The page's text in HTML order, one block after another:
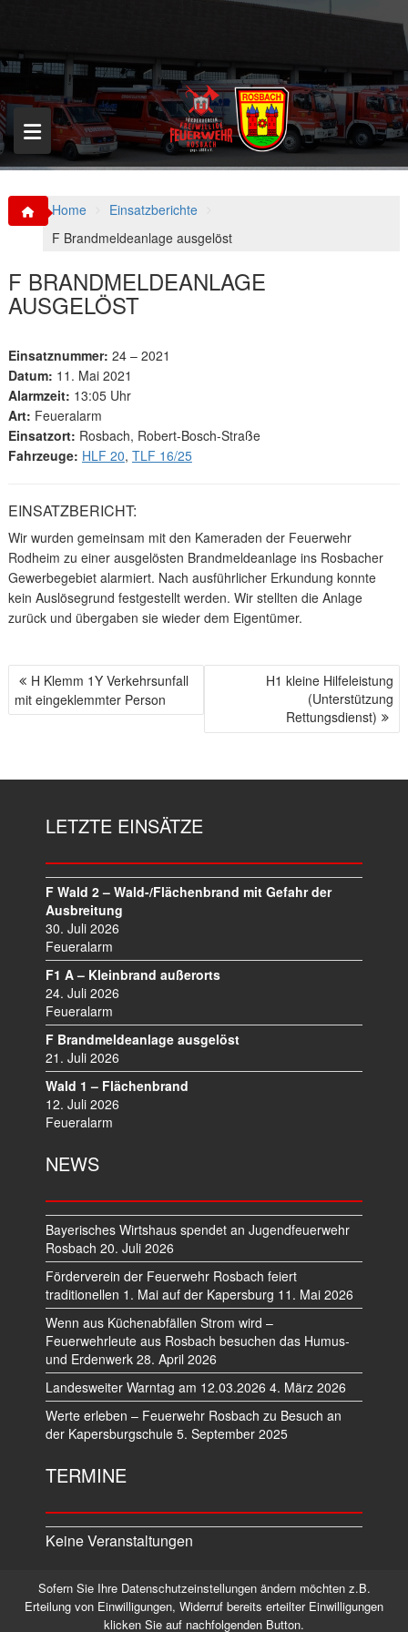
p
o
c
o
n
t
Home
Einsatzberichte
F Brandmeldeanlage ausgelöst
F BRANDMELDEANLAGE
AUSGELÖST
Einsatznummer: 24 – 2021
Datum: 11. Mai 2021
Alarmzeit: 13:05 Uhr
Art: Feueralarm
Einsatzort: Rosbach, Robert-Bosch-Straße
Fahrzeuge: HLF 20, TLF 16/25
EINSATZBERICHT:
Wir wurden gemeinsam mit den Kameraden der Feuerwehr
Rodheim zu einer ausgelösten Brandmeldeanlage ins Rosbacher
Gewerbegebiet alarmiert. Nach ausführlicher Erkundung konnte
kein Auslösegrund festgestellt werden. Wir stellten die Anlage
zurück und übergaben sie wieder dem Eigentümer.
B
E
R
H Klemm 1Y Verkehrsunfall
mit eingeklemmter Person
H1 kleine Hilfeleistung
(Unterstützung
Rettungsdienst)
LETZTE EINSÄTZE
F Wald 2 – Wald-/Flächenbrand mit Gefahr der
Ausbreitung
30. Juli 2026
Feueralarm
F1 A – Kleinbrand außerorts
24. Juli 2026
Feueralarm
F Brandmeldeanlage ausgelöst
21. Juli 2026
Wald 1 – Flächenbrand
12. Juli 2026
Feueralarm
NEWS
Bayerisches Wirtshaus spendet an Jugendfeuerwehr
Rosbach 20. Juli 2026
Förderverein der Feuerwehr Rosbach feiert
traditionellen 1. Mai auf der Kapersburg 11. Mai 2026
Wenn aus Küchenabfällen Strom wird –
Feuerwehrleute aus Rosbach besuchen das Humus-
und Erdenwerk 28. April 2026
Landesweiter Warntag am 12.03.2026 4. März 2026
Werte erleben – Feuerwehr Rosbach zu Besuch an
der Kapersburgschule 5. September 2025
TERMINE
Keine Veranstaltungen
Datenschutz Impressum
Sofern Sie Ihre Datenschutzeinstellungen ändern möchten z.B.
Erteilung von Einwilligungen, Widerruf bereits erteilter Einwilligungen
klicken Sie auf nachfolgenden Button.